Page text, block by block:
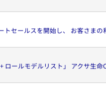
トセールスを開始し、 お客さまの
ロールモデルリスト」 アクサ生